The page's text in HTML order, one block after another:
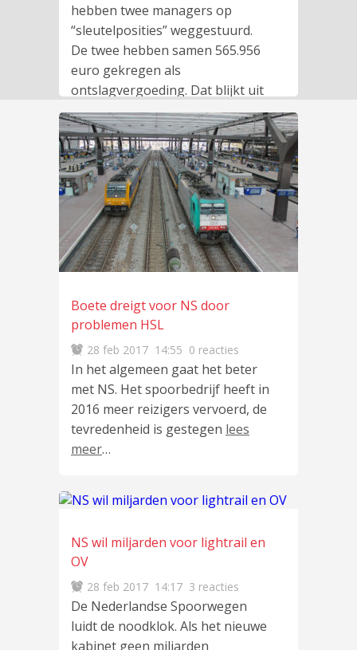
hebben twee managers op
“sleutelposities” weggestuurd.
De twee hebben samen 565.956
euro gekregen als
ontslagvergoeding. Dat blijkt uit
lees meer…
Boete dreigt voor NS door
problemen HSL
28 feb 2017 14:55 0 reacties
In het algemeen gaat het beter
met NS. Het spoorbedrijf heeft in
2016 meer reizigers vervoerd, de
tevredenheid is gestegen lees
meer…
NS wil miljarden voor lightrail en
OV
28 feb 2017 14:17 3 reacties
De Nederlandse Spoorwegen
luidt de noodklok. Als het nieuwe
kabinet geen miljarden